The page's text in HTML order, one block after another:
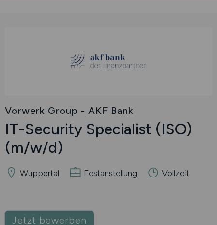
Vorwerk Group - AKF Bank
IT-Security Specialist (ISO)
(m/w/d)
Wuppertal Festanstellung Vollzeit
Jetzt bewerben